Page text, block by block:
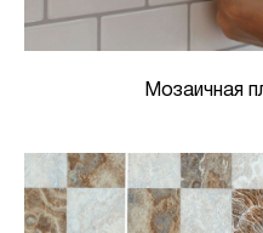
Мозаичная